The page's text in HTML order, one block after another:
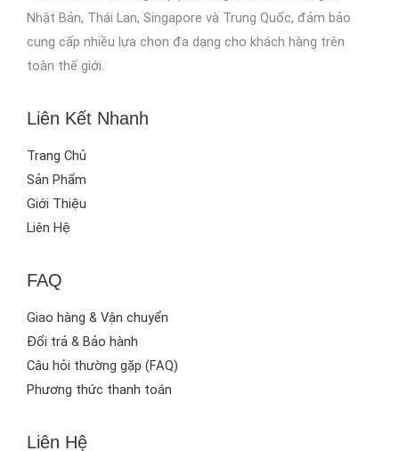
Nhật Bản, Thái Lan, Singapore và Trung Quốc, đảm bảo
cung cấp nhiều lựa chọn đa dạng cho khách hàng trên
toàn thế giới.
Liên Kết Nhanh
Trang Chủ
Sản Phẩm
Giới Thiệu
Liên Hệ
FAQ
Giao hàng & Vận chuyển
Đổi trả & Bảo hành
Câu hỏi thường gặp (FAQ)
Phương thức thanh toán
Liên Hệ